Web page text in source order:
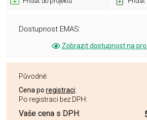
Dostupnost EMAS:
Zobrazit dostupnost na
Původně:
Cena po registraci:
Po registraci bez DPH:
Vaše cena s DPH: